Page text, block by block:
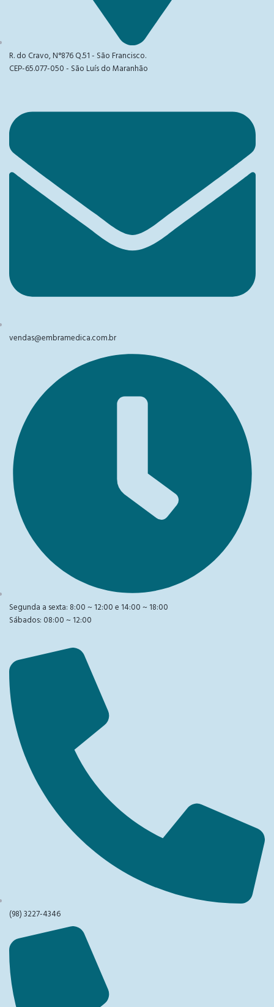
R. do Cravo, N°876 Q.51 - São Francisco.
CEP-65.077-050 - São Luís do Maranhão
vendas@embramedica.com.br
Segunda a sexta: 8:00 ~ 12:00 e 14:00 ~ 18:00
Sábados: 08:00 ~ 12:00
(98) 3227-4346